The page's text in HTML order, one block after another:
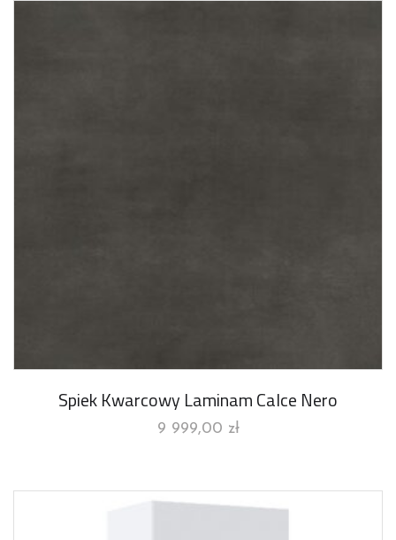
Spiek Kwarcowy Laminam Calce Nero
9 999,00 zł